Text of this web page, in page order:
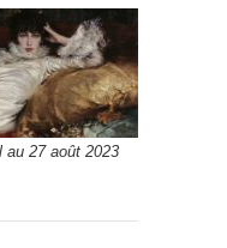
27 août 2023